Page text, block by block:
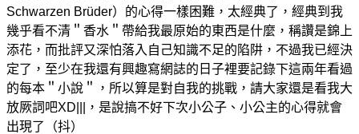
Schwarzen Brüder）的心得一樣困難，太經典了，經典到我
幾乎看不清＂香水＂帶給我最原始的東西是什麼，稱讚是錦上
添花，而批評又深怕落入自己知識不足的陷阱，不過我已經決
定了，至少在我還有興趣寫網誌的日子裡要記錄下這兩年看過
的每本＂小說＂，所以算是對自我的挑戰，請大家還是看我大
放厥詞吧XD|||，是說搞不好下次小公子、小公主的心得就會
出現了（抖）